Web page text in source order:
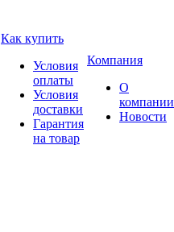
Как купить
Условия
оплаты
Условия
доставки
Гарантия
на товар
Компания
О
компании
Новости